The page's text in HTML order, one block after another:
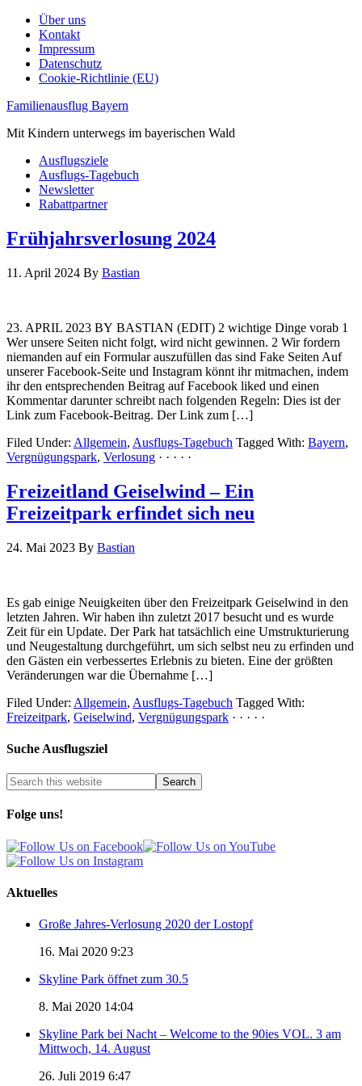
Über uns
Kontakt
Impressum
Datenschutz
Cookie-Richtlinie (EU)
Familienausflug Bayern
Mit Kindern unterwegs im bayerischen Wald
Ausflugsziele
Ausflugs-Tagebuch
Newsletter
Rabattpartner
Frühjahrsverlosung 2024
11. April 2024 By Bastian
23. APRIL 2023 BY BASTIAN (EDIT) 2 wichtige Dinge vorab 1
Wer unsere Seiten nicht folgt, wird nicht gewinnen. 2 Wir fordern
niemanden auf ein Formular auszufüllen das sind Fake Seiten Auf
unserer Facebook-Seite und Instagram könnt ihr mitmachen, indem
ihr den entsprechenden Beitrag auf Facebook liked und einen
Kommentar darunter schreibt nach folgenden Regeln: Dies ist der
Link zum Facebook-Beitrag. Der Link zum […]
Filed Under: Allgemein, Ausflugs-Tagebuch Tagged With: Bayern,
Vergnügungspark, Verlosung · · · · ·
Freizeitland Geiselwind – Ein
Freizeitpark erfindet sich neu
24. Mai 2023 By Bastian
Es gab einige Neuigkeiten über den Freizeitpark Geiselwind in den
letzten Jahren. Wir haben ihn zuletzt 2017 besucht und es wurde
Zeit für ein Update. Der Park hat tatsächlich eine Umstrukturierung
und Neugestaltung durchgeführt, um sich selbst neu zu erfinden und
den Gästen ein verbessertes Erlebnis zu bieten. Eine der größten
Veränderungen war die Übernahme […]
Filed Under: Allgemein, Ausflugs-Tagebuch Tagged With:
Freizeitpark, Geiselwind, Vergnügungspark · · · · ·
Suche Ausflugsziel
Folge uns!
Aktuelles
Große Jahres-Verlosung 2020 der Lostopf
16. Mai 2020 9:23
Skyline Park öffnet zum 30.5
8. Mai 2020 14:04
Skyline Park bei Nacht – Welcome to the 90ies VOL. 3 am
Mittwoch, 14. August
26. Juli 2019 6:47